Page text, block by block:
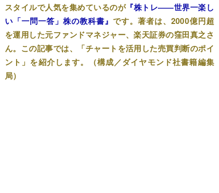
スタイルで人気を集めているのが『株トレ――世界一楽し
い「一問一答」株の教科書』 です。著者は、2000億円超
を運用した元ファンドマネジャー、楽天証券の窪田真之さ
ん。この記事では、「チャートを活用した売買判断のポイ
ント」を紹介します。（構成／ダイヤモンド社書籍編集
局）